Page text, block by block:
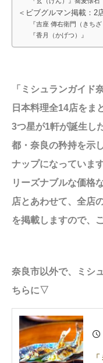
＜ビブグルマン掲載：2
『吉座 傳右衛門（きちざ
『香月（かげつ）』
「ミシュランガイド
日本料理全14店をま
3つ星が1軒が誕生し
都・奈良の矜持を示
ナップになっています
リーズナブルな価格
店とあわせて、全店
を掲載しますので、
奈良市以外で、ミシ
ちらに▽